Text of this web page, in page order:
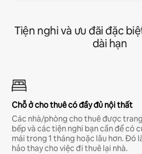
Tiện nghi và ưu đãi đặc
dài hạn
Chỗ ở cho thuê có đầy đủ nội thất
Các nhà/phòng cho thuê được
bếp và các tiện nghi bạn cần để có
mái trong 1 tháng hoặc lâu hơn. Đó
hảo thay cho việc đi thuê lại nhà.